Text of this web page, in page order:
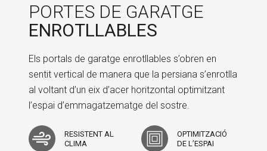
PORTES DE GARATGE
ENROTLLABLES
Els portals de garatge enrotllables s’obren en
sentit vertical de manera que la persiana s’enrotlla
al voltant d’un eix d’acer horitzontal optimitzant
l’espai d’emmagatzematge del sostre.
RESISTENT AL
CLIMA
OPTIMITZACIÓ
DE L’ESPAI